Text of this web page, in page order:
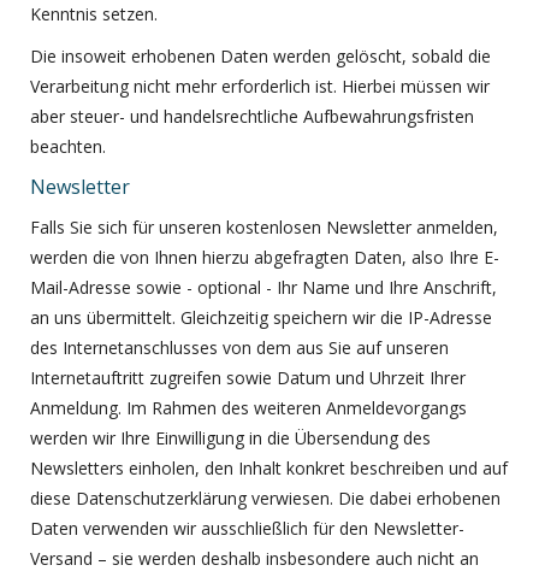
Kenntnis setzen.
Die insoweit erhobenen Daten werden gelöscht, sobald die
Verarbeitung nicht mehr erforderlich ist. Hierbei müssen wir
aber steuer- und handelsrechtliche Aufbewahrungsfristen
beachten.
Newsletter
Falls Sie sich für unseren kostenlosen Newsletter anmelden,
werden die von Ihnen hierzu abgefragten Daten, also Ihre E-
Mail-Adresse sowie - optional - Ihr Name und Ihre Anschrift,
an uns übermittelt. Gleichzeitig speichern wir die IP-Adresse
des Internetanschlusses von dem aus Sie auf unseren
Internetauftritt zugreifen sowie Datum und Uhrzeit Ihrer
Anmeldung. Im Rahmen des weiteren Anmeldevorgangs
werden wir Ihre Einwilligung in die Übersendung des
Newsletters einholen, den Inhalt konkret beschreiben und auf
diese Datenschutzerklärung verwiesen. Die dabei erhobenen
Daten verwenden wir ausschließlich für den Newsletter-
Versand – sie werden deshalb insbesondere auch nicht an